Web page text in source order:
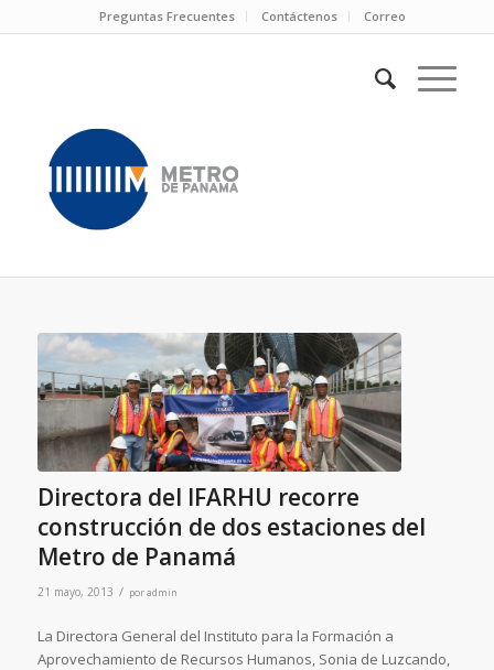
Preguntas Frecuentes Contáctenos Correo
Directora del IFARHU recorre
construcción de dos estaciones del
Metro de Panamá
21 mayo, 2013 / poradmin
La Directora General del Instituto para la Formación a
Aprovechamiento de Recursos Humanos, Sonia de Luzcando,